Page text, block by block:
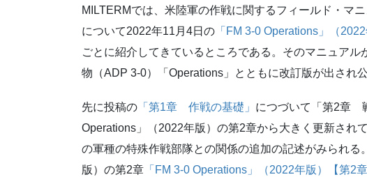
MILTERMでは、米陸軍の作戦に関するフィールド・マ
について2022年11月4日の 「FM 3-0 Operations」（
ごとに紹介してきているところである。そのマニュア
物（ADP 3-0）「Operations」とともに改訂版が出され公
先に投稿の 「第1章 作戦の基礎」 につづいて「第2章
Operations」（2022年版）の第2章から大きく更新され
の軍種の特殊作戦部隊との関係の追加の記述がみられ
版）の第2章 「FM 3-0 Operations」（2022年版）【第2